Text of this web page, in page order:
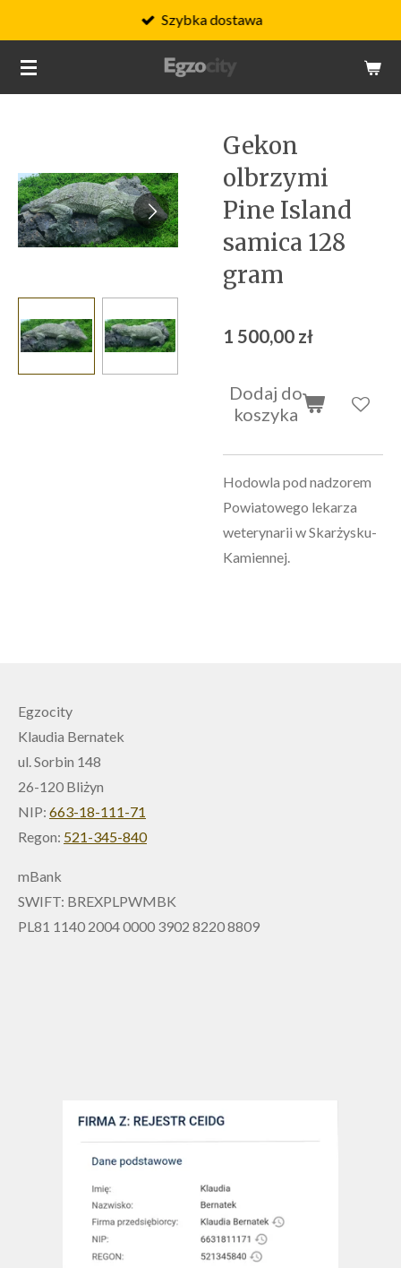
do
głównej
treści
Szybka dostawa
Gekon
olbrzymi
Pine Island
samica 128
gram
1 500,00 zł
Dodaj do
koszyka
Hodowla pod nadzorem
Powiatowego lekarza
weterynarii w Skarżysku-
Kamiennej.
Egzocity
Klaudia Bernatek
ul. Sorbin 148
26-120 Bliżyn
NIP: 663-18-111-71
Regon: 521-345-840
mBank
SWIFT: BREXPLPWMBK
PL81 1140 2004 0000 3902 8220 8809